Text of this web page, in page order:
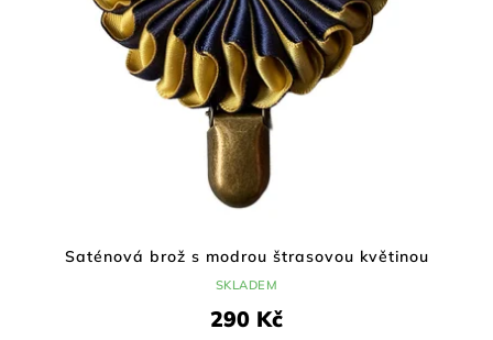
Saténová brož s modrou štrasovou květinou
290 Kč
SKLADEM